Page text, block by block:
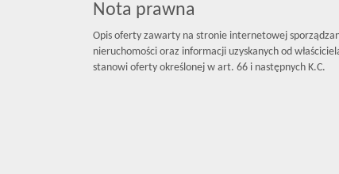
Nota prawna
Opis oferty zawarty na stronie internetowej
nieruchomości oraz informacji uzyskanych od
stanowi oferty określonej w art. 66 i następnych K.C.